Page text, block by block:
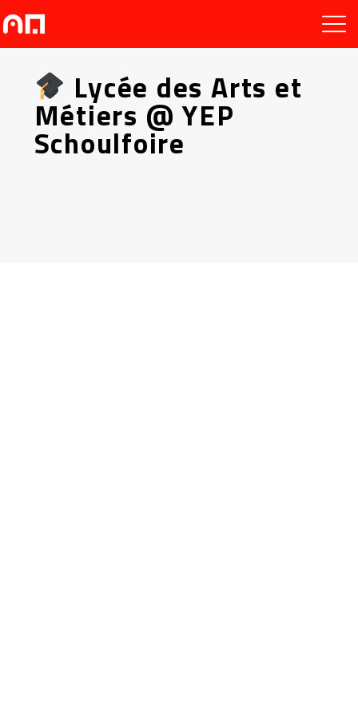
Lycée des Arts et
Métiers @ YEP
Schoulfoire